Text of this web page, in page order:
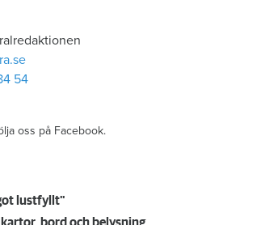
54
oss på Facebook.
lustfyllt"
bord och belysning